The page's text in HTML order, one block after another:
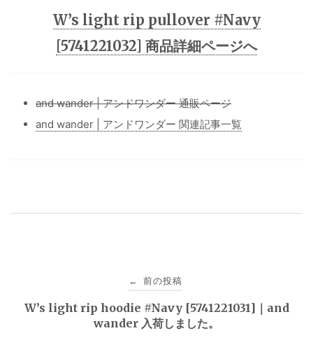
W’s light rip pullover #Navy
[5741221032] 商品詳細ページへ
and wander | アンドワンダー 通販ページ
and wander | アンドワンダー 関連記事一覧
稿
← 前の投稿
W’s light rip hoodie #Navy [5741221031]｜and
wander 入荷しました。